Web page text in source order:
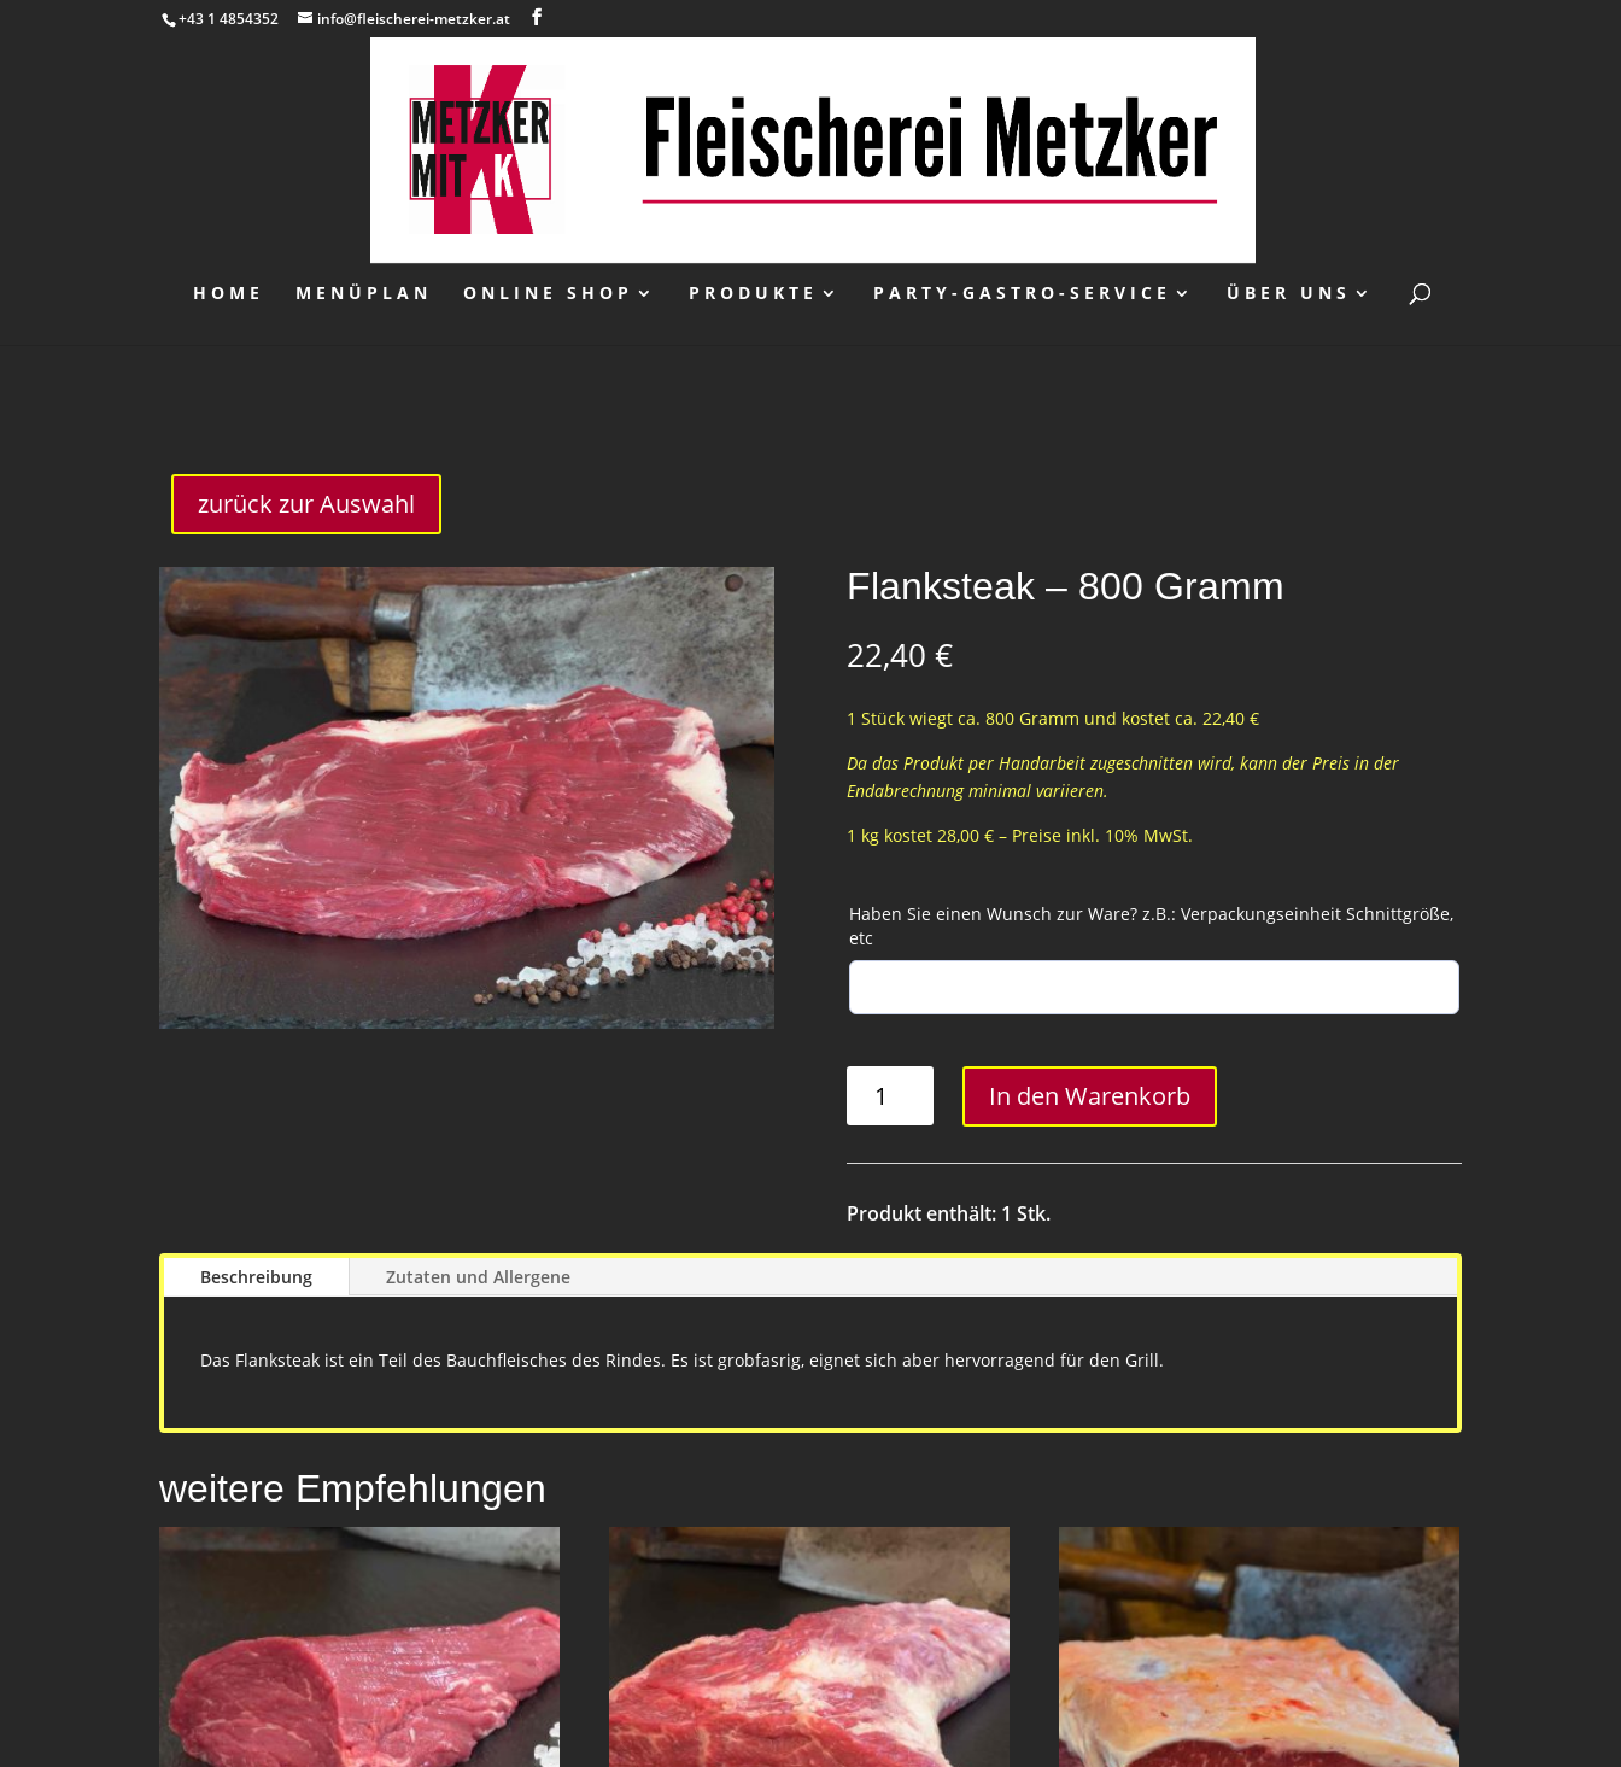
+43 1 4854352 info@fleischerei-metzker.at
HOME MENÜPLAN ONLINE SHOP PRODUKTE PARTY-GASTRO-SERVICE ÜBER UNS
zurück zur Auswahl
Flanksteak – 800 Gramm
22,40 €
1 Stück wiegt ca. 800 Gramm und kostet ca. 22,40 €
Da das Produkt per Handarbeit zugeschnitten wird, kann der Preis in der
Endabrechnung minimal variieren.
1 kg kostet 28,00 € – Preise inkl. 10% MwSt.
Haben Sie einen Wunsch zur Ware? z.B.: Verpackungseinheit Schnittgröße,
etc
Gramm
In den Warenkorb
Produkt enthält: 1 Stk.
Beschreibung Zutaten und Allergene
Das Flanksteak ist ein Teil des Bauchfleisches des Rindes. Es ist grobfasrig, eignet sich aber hervorragend für den Grill.
weitere Empfehlungen